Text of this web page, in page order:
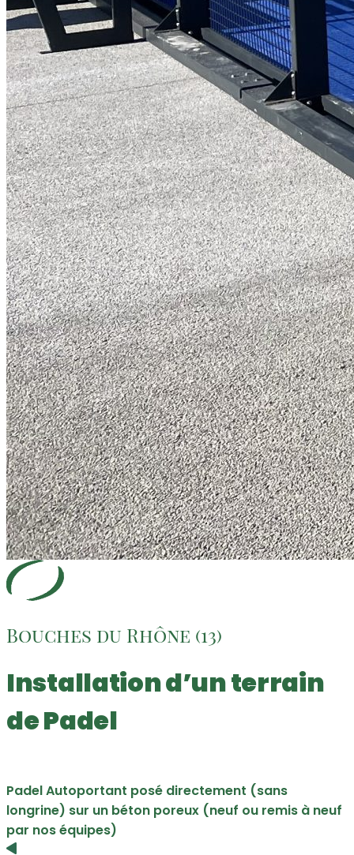
Bouches du Rhône (13)
Installation d’un terrain
de Padel
Padel Autoportant posé directement (sans
longrine) sur un béton poreux (neuf ou remis à neuf
par nos équipes)